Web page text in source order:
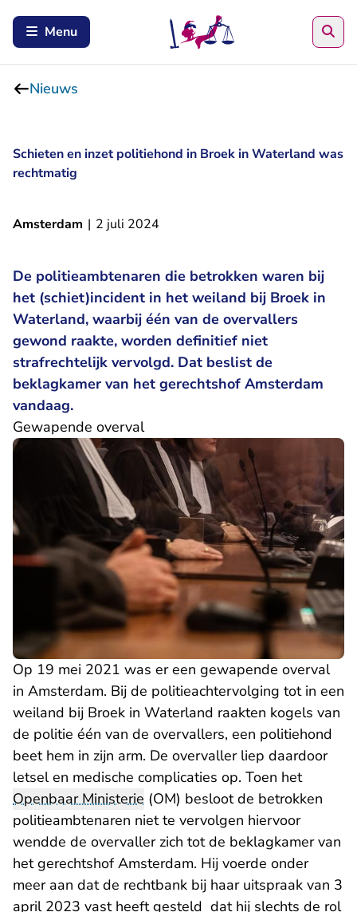
Menu
Nieuws
Schieten en inzet politiehond in Broek in Waterland was
rechtmatig
Amsterdam | 2 juli 2024
De politieambtenaren die betrokken waren bij
het (schiet)incident in het weiland bij Broek in
Waterland, waarbij één van de overvallers
gewond raakte, worden definitief niet
strafrechtelijk vervolgd. Dat beslist de
beklagkamer van het gerechtshof Amsterdam
vandaag.
Gewapende overval
Op 19 mei 2021 was er een gewapende overval
in Amsterdam. Bij de politieachtervolging tot in een
weiland bij Broek in Waterland raakten kogels van
de politie één van de overvallers, een politiehond
beet hem in zijn arm. De overvaller liep daardoor
letsel en medische complicaties op. Toen het
Openbaar Ministerie (OM) besloot de betrokken
politieambtenaren niet te vervolgen hiervoor
wendde de overvaller zich tot de beklagkamer van
het gerechtshof Amsterdam. Hij voerde onder
meer aan dat de rechtbank bij haar uitspraak van 3
april 2023 vast heeft gesteld dat hij slechts de rol